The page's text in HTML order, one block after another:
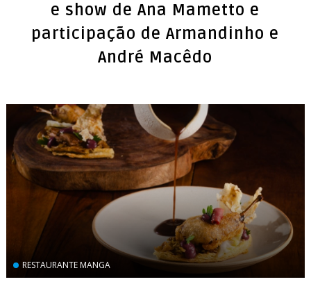
e show de Ana Mametto e
participação de Armandinho e
André Macêdo
RESTAURANTE MANGA